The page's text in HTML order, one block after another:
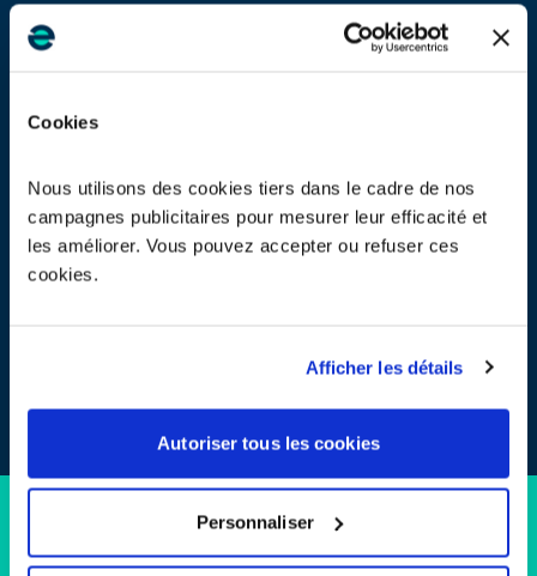
Cookies
Nous utilisons des cookies tiers dans le cadre de nos
campagnes publicitaires pour mesurer leur efficacité et
les améliorer. Vous pouvez accepter ou refuser ces
cookies.
Afficher les détails
Autoriser tous les cookies
Personnaliser